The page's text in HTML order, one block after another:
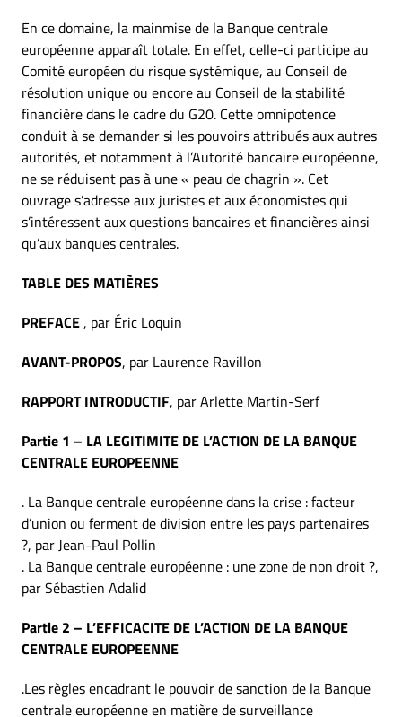
En ce domaine, la mainmise de la Banque centrale
européenne apparaît totale. En effet, celle-ci participe au
Comité européen du risque systémique, au Conseil de
résolution unique ou encore au Conseil de la stabilité
financière dans le cadre du G20. Cette omnipotence
conduit à se demander si les pouvoirs attribués aux autres
autorités, et notamment à l’Autorité bancaire européenne,
ne se réduisent pas à une « peau de chagrin ». Cet
ouvrage s’adresse aux juristes et aux économistes qui
s’intéressent aux questions bancaires et financières ainsi
qu’aux banques centrales.
TABLE DES MATIÈRES
PREFACE, par Éric Loquin
AVANT-PROPOS, par Laurence Ravillon
RAPPORT INTRODUCTIF, par Arlette Martin-Serf
Partie 1 – LA LEGITIMITE DE L’ACTION DE LA BANQUE
CENTRALE EUROPEENNE
. La Banque centrale européenne dans la crise : facteur
d’union ou ferment de division entre les pays partenaires
?, par Jean-Paul Pollin
. La Banque centrale européenne : une zone de non droit ?,
par Sébastien Adalid
Partie 2 – L’EFFICACITE DE L’ACTION DE LA BANQUE
CENTRALE EUROPEENNE
.Les règles encadrant le pouvoir de sanction de la Banque
centrale européenne en matière de surveillance